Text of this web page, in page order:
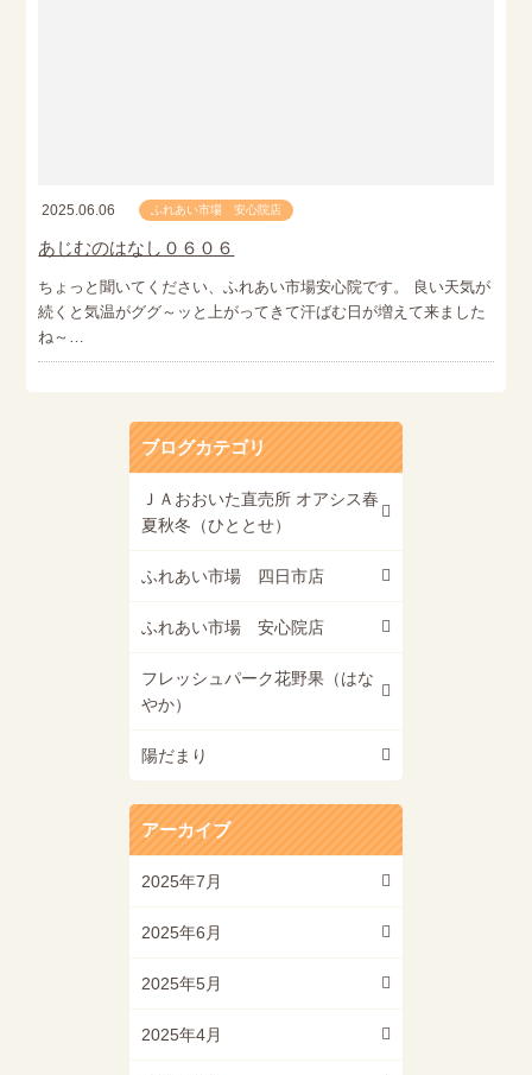
ブログカテゴリ
ＪＡおおいた直売所 オアシス春
夏秋冬（ひととせ）
ふれあい市場 四日市店
ふれあい市場 安心院店
フレッシュパーク花野果（はな
やか）
陽だまり
アーカイブ
2025年7月
2025年6月
2025年5月
2025年4月
2025.06.06 ふれあい市場 安心院店
あじむのはなし０６０６
ちょっと聞いてください、ふれあい市場安心院です。 良い天気が
続くと気温がググ～ッと上がってきて汗ばむ日が増えて来ました
ね～…